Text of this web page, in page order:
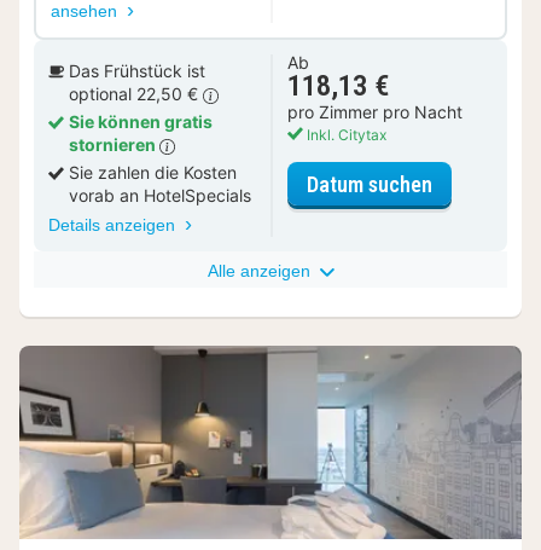
ansehen
Das Frühstück ist
optional 22,50 €
Sie können gratis
stornieren
Sie zahlen die Kosten
vorab an HotelSpecials
Details anzeigen
Ab
118,13 €
pro Zimmer pro Nacht
Inkl. Citytax
Datum suchen
Alle anzeigen